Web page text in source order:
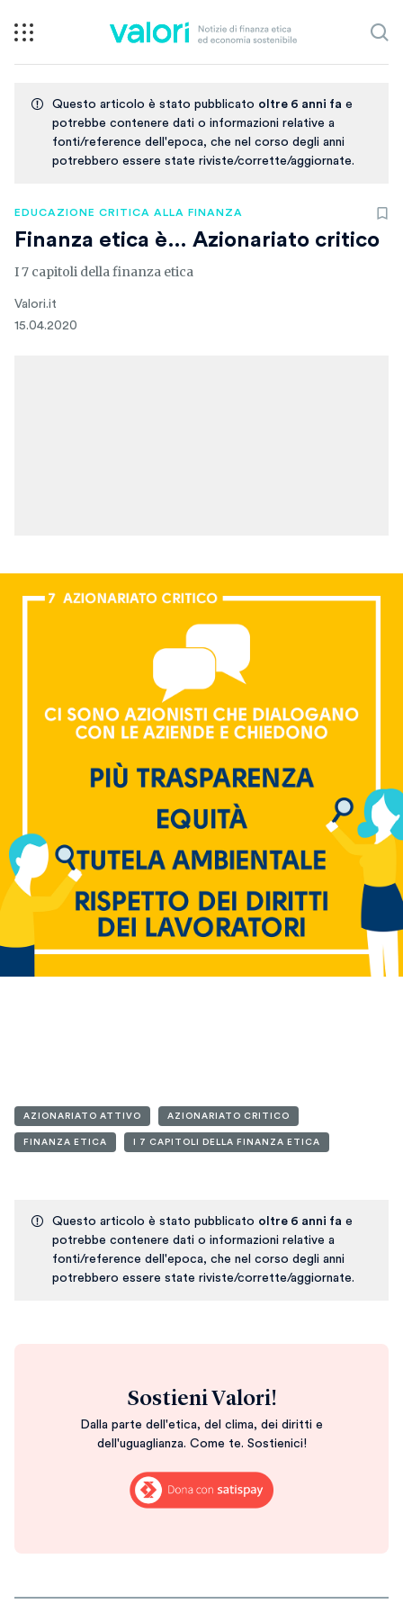
Questo articolo è stato pubblicato oltre 6 anni fa e
potrebbe contenere dati o informazioni relative a
fonti/reference dell'epoca, che nel corso degli anni
potrebbero essere state riviste/corrette/aggiornate.
EDUCAZIONE CRITICA ALLA FINANZA
Finanza etica è… Azionariato critico
I 7 capitoli della finanza etica
Valori.it
15.04.2020
AZIONARIATO ATTIVO AZIONARIATO CRITICO
FINANZA ETICA I 7 CAPITOLI DELLA FINANZA ETICA
Questo articolo è stato pubblicato oltre 6 anni fa e
potrebbe contenere dati o informazioni relative a
fonti/reference dell'epoca, che nel corso degli anni
potrebbero essere state riviste/corrette/aggiornate.
Sostieni Valori!
Dalla parte dell'etica, del clima, dei diritti e
dell'uguaglianza. Come te. Sostienici!